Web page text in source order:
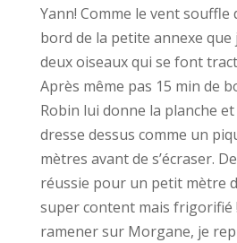
Yann! Comme le vent souffle
bord de la petite annexe que
deux oiseaux qui se font
Après même pas 15 min de
Robin lui donne la planche
dresse dessus comme un
mètres avant de s’écraser.
réussie pour un petit mètre
super content mais frigorifié
ramener sur Morgane, je